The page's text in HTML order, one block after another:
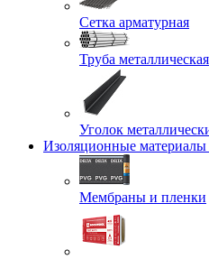
Сетка арматурная
Труба металлическая
Уголок
Изоляционные материалы
Мембраны и пленки